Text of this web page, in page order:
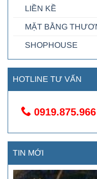
LIỀN KỀ
MẶT BẰNG
SHOPHOUSE
HOTLINE TƯ VẤN
0919.875.966
TIN MỚI